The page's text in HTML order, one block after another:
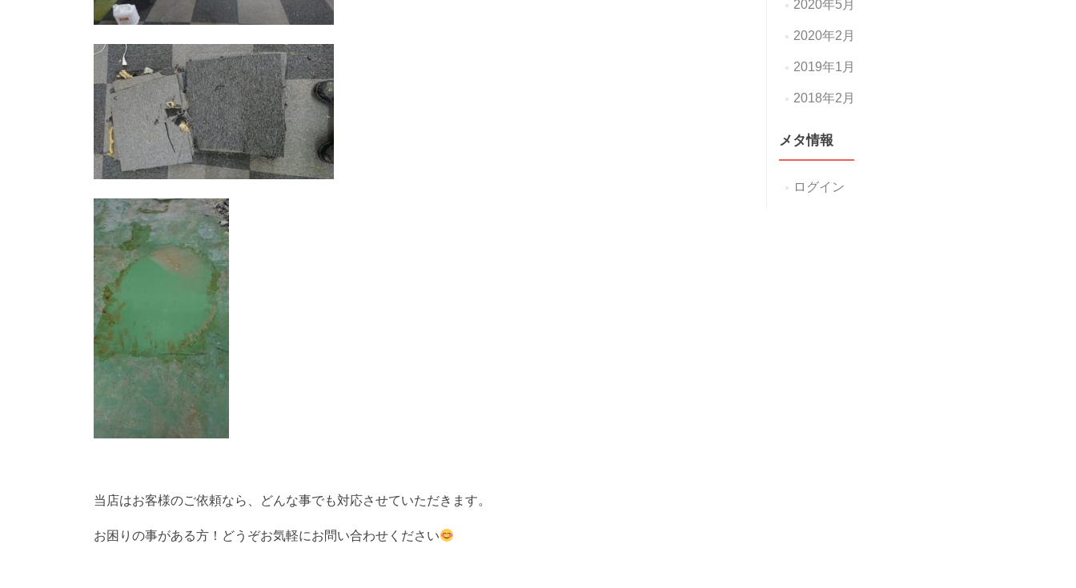
当店はお客様のご依頼なら、どんな事でも対応させていただきます。
お困りの事がある方！どうぞお気軽にお問い合わせください
2020年5月
2020年2月
2019年1月
2018年2月
メタ情報
ログイン